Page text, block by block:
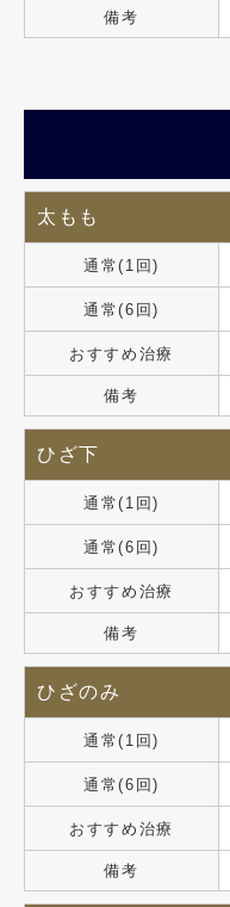
備考
太もも
通常(1回)
通常(6回)
おすすめ治療
備考
ひざ下
通常(1回)
通常(6回)
おすすめ治療
備考
ひざのみ
通常(1回)
通常(6回)
おすすめ治療
備考